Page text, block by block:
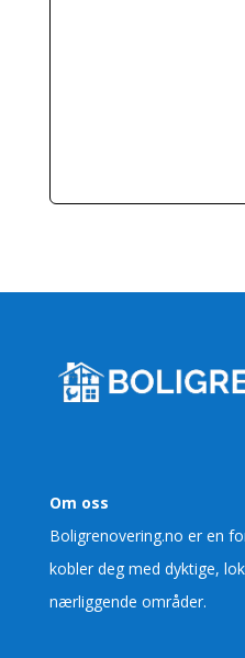
Om oss
Boligrenovering.no er en
kobler deg med dyktige,
nærliggende områder.